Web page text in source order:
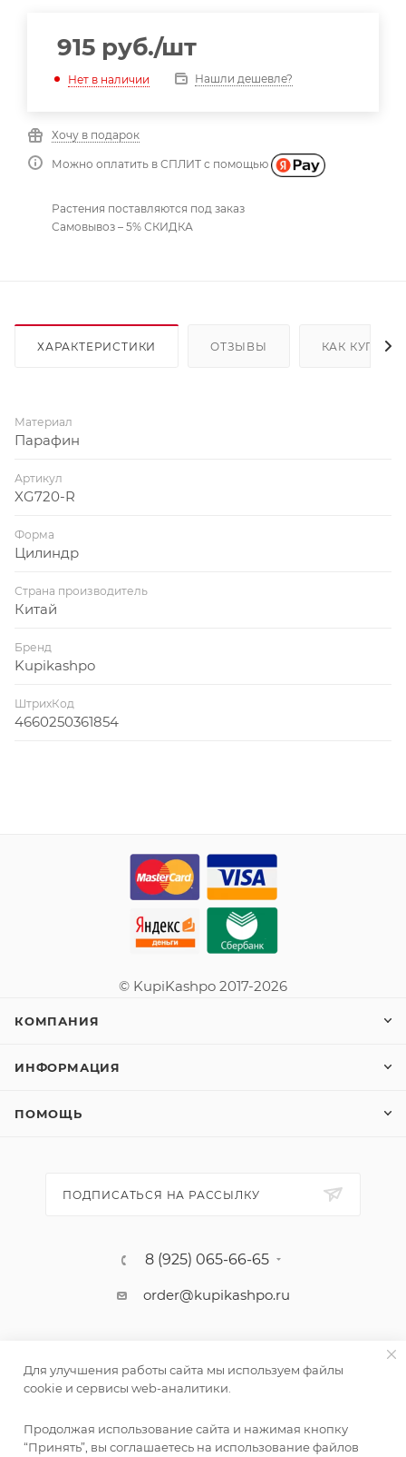
915 руб./шт
Нет в наличии Нашли дешевле?
Хочу в подарок
Можно оплатить в СПЛИТ с помощью
Растения поставляются под заказ
Самовывоз – 5% СКИДКА
ХАРАКТЕРИСТИКИ ОТЗЫВЫ КАК КУПИТЬ
Материал
Парафин
Артикул
XG720-R
Форма
Цилиндр
Страна производитель
Китай
Бренд
Kupikashpo
ШтрихКод
4660250361854
© KupiKashpo 2017-2026
КОМПАНИЯ
ИНФОРМАЦИЯ
ПОМОЩЬ
ПОДПИСАТЬСЯ НА РАССЫЛКУ
8 (925) 065-66-65
order@kupikashpo.ru
Для улучшения работы сайта мы используем файлы
cookie и сервисы web-аналитики.
Продолжая использование сайта и нажимая кнопку
“Принять”, вы соглашаетесь на использование файлов